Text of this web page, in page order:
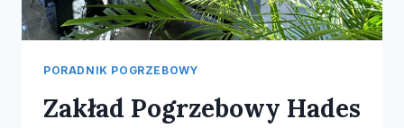
PORADNIK POGRZEBOWY
Zakład Pogrzebowy Hades